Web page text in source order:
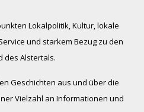
Lokalpolitik, Kultur, lokale
und starkem Bezug zu den
des Alstertals.
Geschichten aus und über die
Vielzahl an Informationen und